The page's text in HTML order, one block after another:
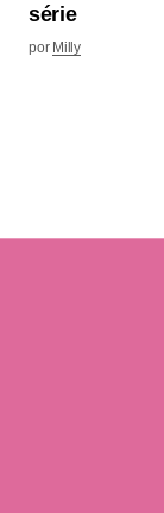
série
por Milly